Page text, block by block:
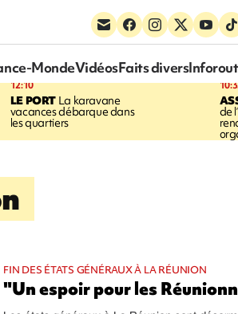
MondeVidéosFaits divers
12:10
LE PORT La karavane
vacances débarque dans
les quartiers
de
FIN DES ÉTATS GÉNÉRAUX À LA RÉUNION
"Un espoir pour les